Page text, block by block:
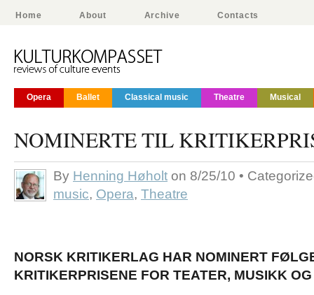
Home About Archive Contacts
Opera Ballet Classical music Theatre Musical
NOMINERTE TIL
By Henning Høholt on 8/25/10 •
music, Opera, Theatre
NORSK KRITIKERLAG HAR NOMINERT
KRITIKERPRISENE FOR TEATER, MUSIKK